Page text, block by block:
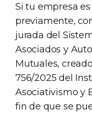
Si tu empresa
previamente,
jurada del
Asociados y
Mutuales,
756/2025 del
Asociativismo y
fin de que se